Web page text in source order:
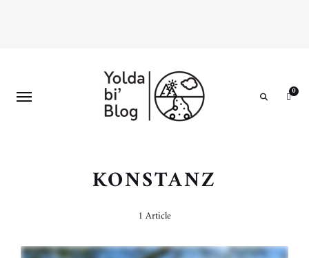
0
KONSTANZ
1 Article